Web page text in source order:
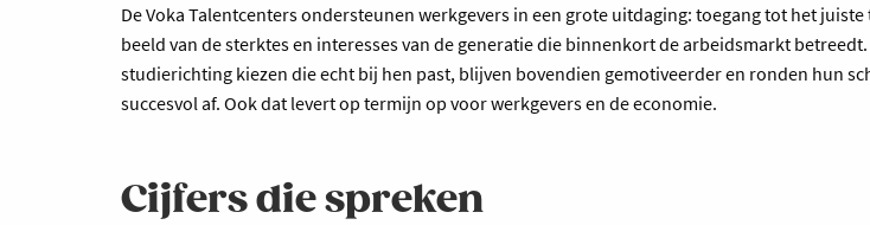
De Voka Talentcenters ondersteunen werkgevers in een grote uitdaging: toegang tot het juiste
beeld van de sterktes en interesses van de generatie die binnenkort de arbeidsmarkt
studierichting kiezen die echt bij hen past, blijven bovendien gemotiveerder en ronden hun
succesvol af. Ook dat levert op termijn op voor werkgevers en de economie.
Cijfers die spreken